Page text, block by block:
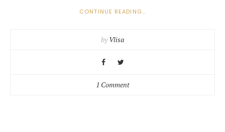
CONTINUE READING“BLACKBERRY,
…
byVlisa
1 Comment